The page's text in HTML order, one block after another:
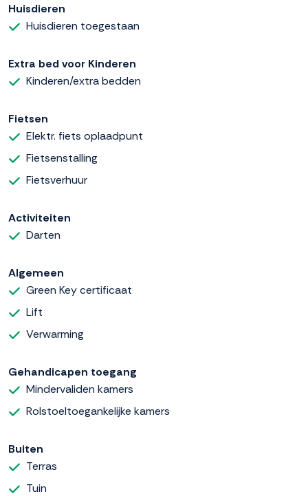
Huisdieren
Huisdieren toegestaan
Extra bed voor Kinderen
Kinderen/extra bedden
Fietsen
Elektr. fiets oplaadpunt
Fietsenstalling
Fietsverhuur
Activiteiten
Darten
Algemeen
Green Key certificaat
Lift
Verwarming
Gehandicapen toegang
Mindervaliden kamers
Rolstoeltoegankelijke kamers
Buiten
Terras
Tuin